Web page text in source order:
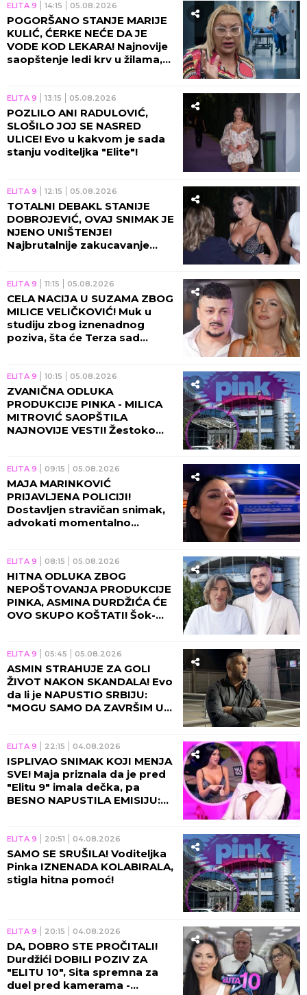
ELITA 9 14:15 05.08.2026
POGORŠANO STANJE MARIJE
KULIĆ, ĆERKE NEĆE DA JE
VODE KOD LEKARA! Najnovije
saopštenje ledi krv u žilama,
ELITA 9 13:15 05.08.2026
POZLILO ANI RADULOVIĆ,
SLOŠILO JOJ SE NASRED
ULICE! Evo u kakvom je sada
stanju voditeljka "Elite"!
ELITA 9 12:15 05.08.2026
TOTALNI DEBAKL STANIJE
DOBROJEVIĆ, OVAJ SNIMAK JE
NJENO UNIŠTENJE!
Najbrutalnije zakucavanje
ELITA 9 11:15 05.08.2026
CELA NACIJA U SUZAMA ZBOG
MILICE VELIČKOVIĆ! Muk u
studiju zbog iznenadnog
poziva, šta će Terza sad
ELITA 9 10:15 05.08.2026
ZVANIČNA ODLUKA
PRODUKCIJE PINKA - MILICA
MITROVIĆ SAOPŠTILA
NAJNOVIJE VESTI! Žestoko
ELITA 9 09:15 05.08.2026
MAJA MARINKOVIĆ
PRIJAVLJENA POLICIJI!
Dostavljen stravičan snimak,
advokati momentalno
ELITA 9 08:15 05.08.2026
HITNA ODLUKA ZBOG
NEPOŠTOVANJA PRODUKCIJE
PINKA, ASMINA DURDŽIĆA ĆE
OVO SKUPO KOŠTATI! Šok-
ELITA 9 05:45 05.08.2026
ASMIN STRAHUJE ZA GOLI
ŽIVOT NAKON SKANDALA! Evo
da li je NAPUSTIO SRBIJU:
"MOGU SAMO DA ZAVRŠIM U
ELITA 9 22:15 04.08.2026
ISPLIVAO SNIMAK KOJI MENJA
SVE! Maja priznala da je pred
"Elitu 9" imala dečka, pa
BESNO NAPUSTILA EMISIJU:
ELITA 9 20:51 04.08.2026
SAMO SE SRUŠILA! Voditeljka
Pinka IZNENADA KOLABIRALA,
stigla hitna pomoć!
ELITA 9 20:15 04.08.2026
DA, DOBRO STE PROČITALI!
Durdžići DOBILI POZIV ZA
"ELITU 10", Sita spremna za
duel pred kamerama -